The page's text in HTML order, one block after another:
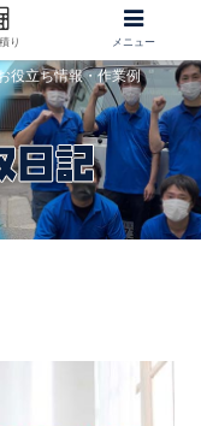
役立ち情報・作業例
り メニュー